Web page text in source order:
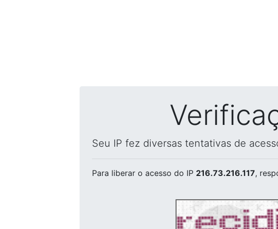
Seu IP fez diversas tentativas de
Para liberar o acesso do IP 216.73.216.117,